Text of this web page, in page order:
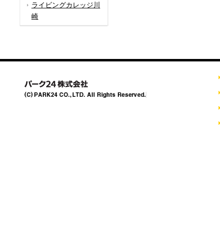
ライビングカレッジ川
崎